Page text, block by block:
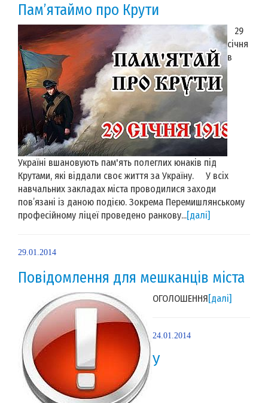
Пам’ятаймо про Крути
29
січня
в
Україні вшановують пам'ять полеглих юнаків під
Крутами, які віддали своє життя за Україну. У всіх
навчальних закладах міста проводилися заходи
пов’язані із даною подією. Зокрема Перемишлянському
професійному ліцеї проведено ранкову...[далі]
29.01.2014
Повідомлення для мешканців міста
ОГОЛОШЕННЯ[далі]
24.01.2014
У